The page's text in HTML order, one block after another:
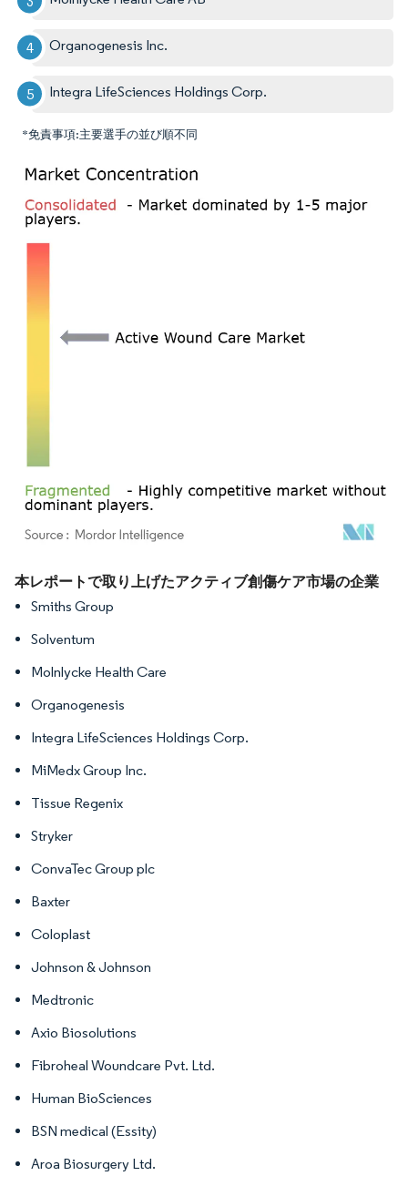
Organogenesis Inc.
Integra LifeSciences Holdings Corp.
*免責事項:主要選手の並び順不同
画像 © Mordor Intelligence。再利用にはCC BY 4.0の表示が必要です。
本レポートで取り上げたアクティブ創傷ケア市場の企業
Smiths Group
Solventum
Molnlycke Health Care
Organogenesis
Integra LifeSciences Holdings Corp.
MiMedx Group Inc.
Tissue Regenix
Stryker
ConvaTec Group plc
Baxter
Coloplast
Johnson & Johnson
Medtronic
Axio Biosolutions
Fibroheal Woundcare Pvt. Ltd.
Human BioSciences
BSN medical (Essity)
Aroa Biosurgery Ltd.